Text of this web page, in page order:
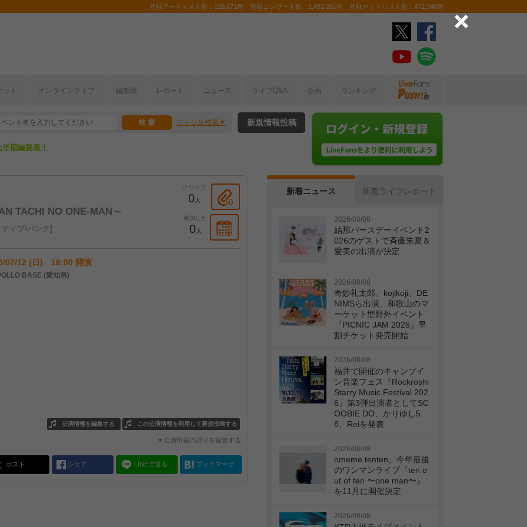
登録アーティスト数：126,671件 登録コンサート数：1,493,261件 登録セットリスト数：472,348件
ット オンラインライブ 編集部 レポート ニュース ライブQ&A 企画 ランキング
ジャンル検索
こから！
期編発表！
新規情報投稿
TACHI NO ONE-MAN～
クリップ
0人
参加した
0人
ィブ/パンク
07/12 (日) 18:00 開演
BASE (愛知県)
この公演情報を利用して新規投稿する
公演情報を編集する
▼公演情報の誤りを報告する
ポスト シェア LINEで送る ブックマーク
新着ニュース 新着ライブレポート
2026/08/08
結那バースデーイベント2
026のゲストで斉藤朱夏＆
愛美の出演が決定
2026/08/08
奇妙礼太郎、kojikoji、DE
NIMSら出演、和歌山のマ
ーケット型野外イベント
『PICNIC JAM 2026』早
割チケット発売開始
2026/08/08
福井で開催のキャンプイ
ン音楽フェス『Rockroshi
Starry Music Festival 202
6』第3弾出演者としてSC
OOBIE DO、かりゆし5
8、Reiを発表
2026/08/08
omeme tenten、今年最後
のワンマンライブ『ten o
ut of ten 〜one man〜』
を11月に開催決定
2026/08/08